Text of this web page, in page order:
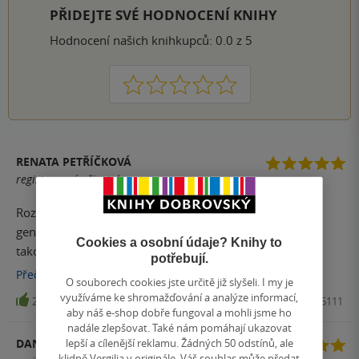
PŘIDEJTE SVÉ HODNOCENÍ KNIHY
Hodnocení našich knihkupců: 0.0 z 5
1 2 3 4 5
RENATA PETŘÍČKOVÁ
registrovaný uživatel
Rozhodně je toto kniha, která si zaslouží předávat z
generace na generaci. Často jsem si představovala, že
takovou mimořádně obsáhlou knihu opravdu nemohl
napsat nikdo jiný než člověk, který zahradničení a bádání
na fungováním světa strávil celý život a nyní opravdu žije
zaslouženě někde na samotě v horách v jižním Německu.
Wolf-Dieter Storl vytvořil knihu, o které se troufnu říci, že
by se měla stát učebnicí přírodopisu, protože tak celistvý
Přečíst více
29 Kniha, Eminent, 2016, 9788072815111
DANA SOBOTKOVÁ
Cookies a osobní údaje? Knihy to
potřebují.
O souborech cookies jste určitě již slyšeli. I my je
využíváme ke shromažďování a analýze informací,
aby náš e-shop dobře fungoval a mohli jsme ho
nadále zlepšovat. Také nám pomáhají ukazovat
lepší a cílenější reklamu. Žádných 50 odstínů, ale